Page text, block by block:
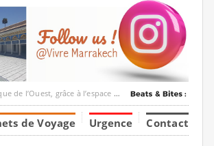
Marrakesh-Tumbuktu.
de Voyage Urgence Contact